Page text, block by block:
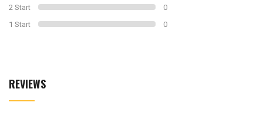
2 Start
0
1 Start
0
REVIEWS